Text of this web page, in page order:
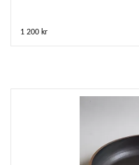
1 200 kr